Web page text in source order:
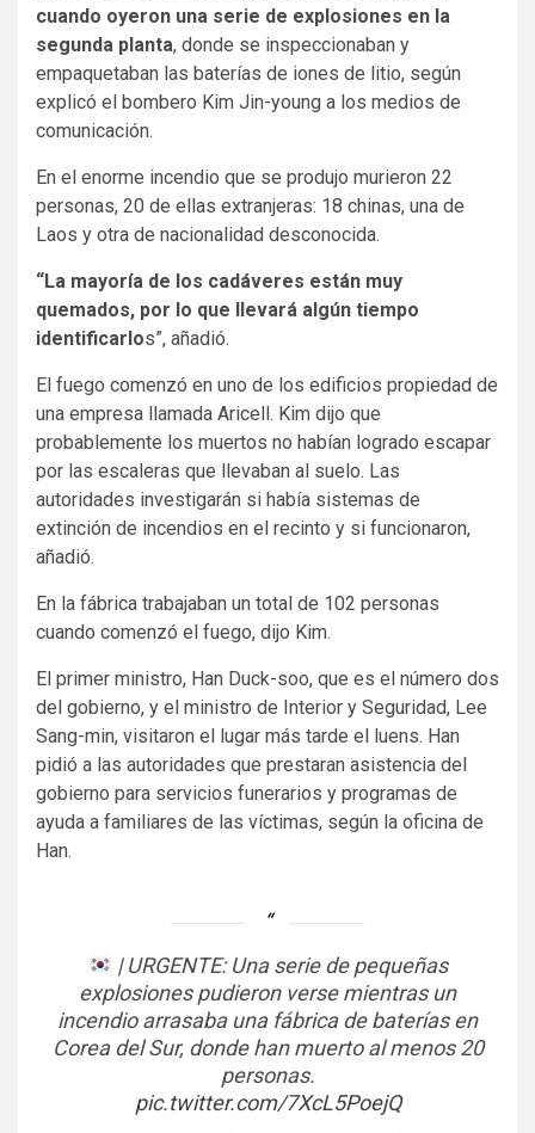
cuando oyeron una serie de explosiones en la
segunda planta, donde se inspeccionaban y
empaquetaban las baterías de iones de litio, según
explicó el bombero Kim Jin-young a los medios de
comunicación.
En el enorme incendio que se produjo murieron 22
personas, 20 de ellas extranjeras: 18 chinas, una de
Laos y otra de nacionalidad desconocida.
“La mayoría de los cadáveres están muy
quemados, por lo que llevará algún tiempo
identificarlos”, añadió.
El fuego comenzó en uno de los edificios propiedad de
una empresa llamada Aricell. Kim dijo que
probablemente los muertos no habían logrado escapar
por las escaleras que llevaban al suelo. Las
autoridades investigarán si había sistemas de
extinción de incendios en el recinto y si funcionaron,
añadió.
En la fábrica trabajaban un total de 102 personas
cuando comenzó el fuego, dijo Kim.
El primer ministro, Han Duck-soo, que es el número dos
del gobierno, y el ministro de Interior y Seguridad, Lee
Sang-min, visitaron el lugar más tarde el luens. Han
pidió a las autoridades que prestaran asistencia del
gobierno para servicios funerarios y programas de
ayuda a familiares de las víctimas, según la oficina de
Han.
| URGENTE: Una serie de pequeñas
explosiones pudieron verse mientras un
incendio arrasaba una fábrica de baterías en
Corea del Sur, donde han muerto al menos 20
personas.
pic.twitter.com/7XcL5PoejQ